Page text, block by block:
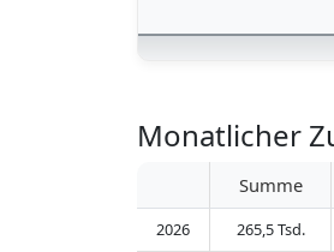
Monatlicher
Summe
2026 265,5 Tsd.